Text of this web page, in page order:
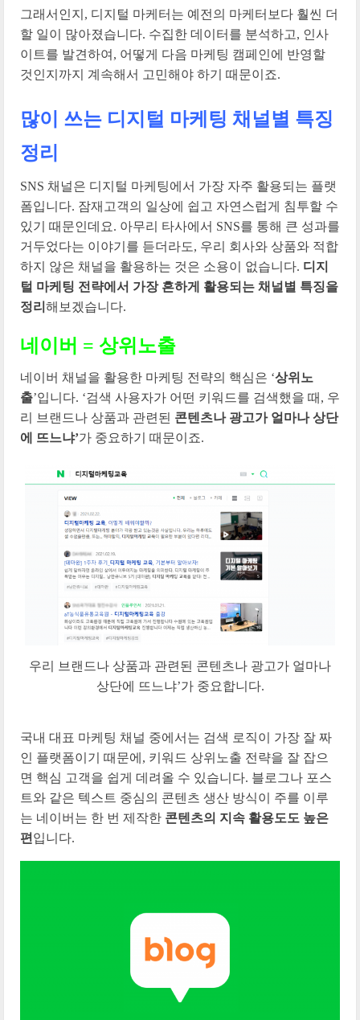
그래서인지, 디지털 마케터는 예전의 마케터보다 훨씬 더
할 일이 많아졌습니다. 수집한 데이터를 분석하고, 인사
이트를 발견하여, 어떻게 다음 마케팅 캠페인에 반영할
것인지까지 계속해서 고민해야 하기 때문이죠.
많이 쓰는 디지털 마케팅 채널별 특징
정리
SNS 채널은 디지털 마케팅에서 가장 자주 활용되는 플랫
폼입니다. 잠재고객의 일상에 쉽고 자연스럽게 침투할 수
있기 때문인데요. 아무리 타사에서 SNS를 통해 큰 성과를
거두었다는 이야기를 듣더라도, 우리 회사와 상품와 적합
하지 않은 채널을 활용하는 것은 소용이 없습니다. 디지
털 마케팅 전략에서 가장 흔하게 활용되는 채널별 특징을
정리 해보겠습니다.
네이버 = 상위노출
네이버 채널을 활용한 마케팅 전략의 핵심은 ‘상위노
출’입니다. ‘검색 사용자가 어떤 키워드를 검색했을 때, 우
리 브랜드나 상품과 관련된 콘텐츠나 광고가 얼마나 상단
에 뜨느냐’가 중요하기 때문이죠.
우리 브랜드나 상품과 관련된 콘텐츠나 광고가 얼마나
상단에 뜨느냐’가 중요합니다.
국내 대표 마케팅 채널 중에서는 검색 로직이 가장 잘 짜
인 플랫폼이기 때문에, 키워드 상위노출 전략을 잘 잡으
면 핵심 고객을 쉽게 데려올 수 있습니다. 블로그나 포스
트와 같은 텍스트 중심의 콘텐츠 생산 방식이 주를 이루
는 네이버는 한 번 제작한 콘텐츠의 지속 활용도도 높은
편 입니다.